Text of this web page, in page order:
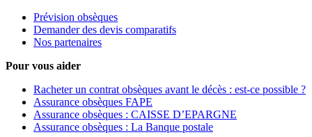
Prévision obsèques
Demander des devis comparatifs
Nos partenaires
Pour vous aider
Racheter un contrat obsèques avant le décès : est-ce possible ?
Assurance obsèques FAPE
Assurance obsèques : CAISSE D’EPARGNE
Assurance obsèques : La Banque postale